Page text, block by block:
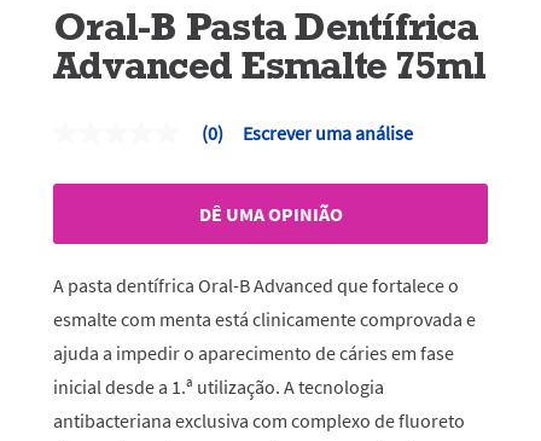
Oral-B Pasta Dentífrica
Advanced Esmalte 75ml
de
para
mesma
página.
(0) Escrever uma análise
DÊ UMA OPINIÃO
A pasta dentífrica Oral-B Advanced que fortalece o
esmalte com menta está clinicamente comprovada e
ajuda a impedir o aparecimento de cáries em fase
inicial desde a 1.ª utilização. A tecnologia
antibacteriana exclusiva com complexo de fluoreto